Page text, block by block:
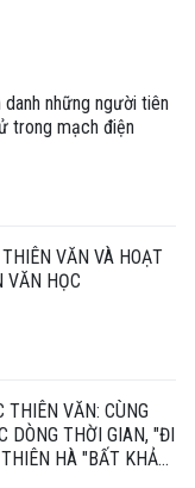
những người tiên
trong mạch điện
VĂN VÀ HOẠT
VĂN HỌC
THIÊN VĂN: CÙNG
DÒNG THỜI GIAN, "ĐI
HÀ "BẤT KHẢ